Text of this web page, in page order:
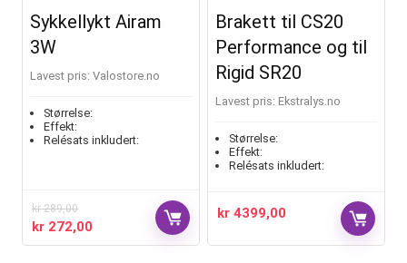
Sykkellykt Airam
3W
Lavest pris: valostore.no
Størrelse:
Effekt:
Relésats inkludert:
kr289,00
kr 272,00
Brakett til CS20
Performance og til
Rigid SR20
Lavest pris: ekstralys.no
Størrelse:
Effekt:
Relésats inkludert:
kr 4399,00